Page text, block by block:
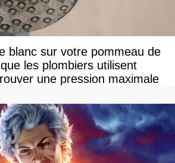
blanc sur votre pommeau de
les plombiers utilisent
une pression maximale